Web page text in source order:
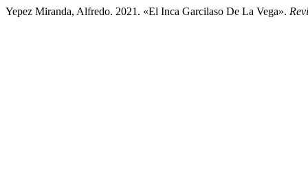
Yepez Miranda, Alfredo. 2021. «El Inca Garcilaso De La Vega».